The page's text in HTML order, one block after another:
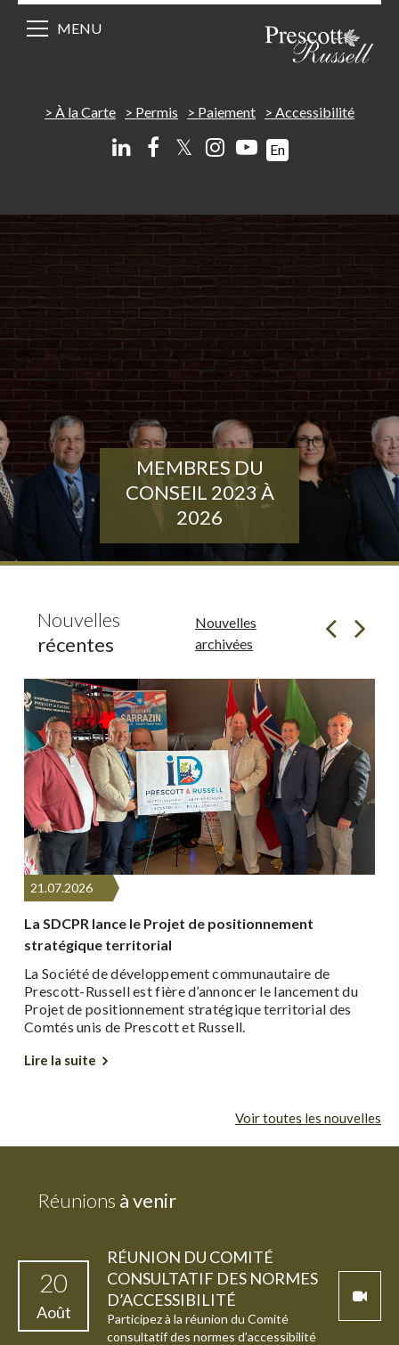
À la Carte Permis Paiement Accessibilité
𝕏 En
MENU
MEMBRES DU
CONSEIL 2023 À
2026
Nouvelles
récentes
Nouvelles
archivées
21.07.2026
La SDCPR lance le Projet de positionnement
stratégique territorial
La Société de développement communautaire de
Prescott-Russell est fière d’annoncer le lancement du
Projet de positionnement stratégique territorial des
Comtés unis de Prescott et Russell.
Lire la suite
Voir toutes les nouvelles
Réunions à venir
20
Août
RÉUNION DU COMITÉ
CONSULTATIF DES NORMES
D’ACCESSIBILITÉ
Participez à la réunion du Comité
consultatif des normes d’accessibilité